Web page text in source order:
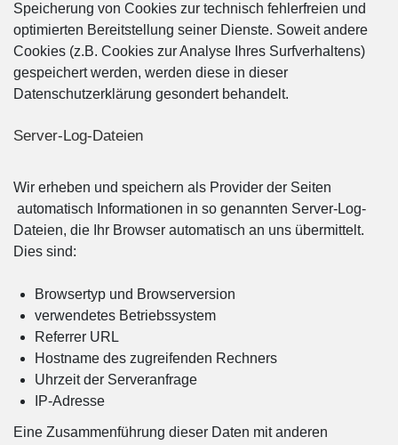
Speicherung von Cookies zur technisch fehlerfreien und
optimierten Bereitstellung seiner Dienste. Soweit andere
Cookies (z.B. Cookies zur Analyse Ihres Surfverhaltens)
gespeichert werden, werden diese in dieser
Datenschutzerklärung gesondert behandelt.
Server-Log-Dateien
Wir erheben und speichern als Provider der Seiten
automatisch Informationen in so genannten Server-Log-
Dateien, die Ihr Browser automatisch an uns übermittelt.
Dies sind:
Browsertyp und Browserversion
verwendetes Betriebssystem
Referrer URL
Hostname des zugreifenden Rechners
Uhrzeit der Serveranfrage
IP-Adresse
Eine Zusammenführung dieser Daten mit anderen